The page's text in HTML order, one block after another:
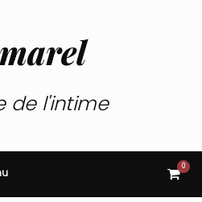
de l'intime
View
0